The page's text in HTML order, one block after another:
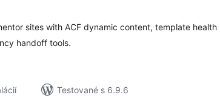
sites with ACF dynamic content, template health
handoff tools.
Testované s 6.9.6